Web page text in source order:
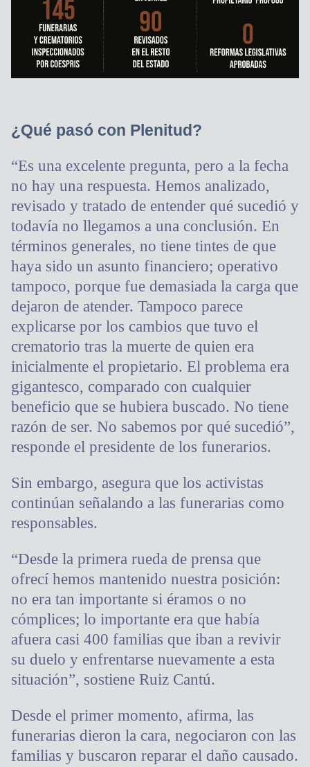
¿Qué pasó con Plenitud?
“Es una excelente pregunta, pero a la fecha
no hay una respuesta. Hemos analizado,
revisado y tratado de entender qué sucedió y
todavía no llegamos a una conclusión. En
términos generales, no tiene tintes de que
haya sido un asunto financiero; operativo
tampoco, porque fue demasiada la carga que
dejaron de atender. Tampoco parece
explicarse por los cambios que tuvo el
crematorio tras la muerte de quien era
inicialmente el propietario. El problema era
gigantesco, comparado con cualquier
beneficio que se hubiera buscado. No tiene
razón de ser. No sabemos por qué sucedió”,
responde el presidente de los funerarios.
Sin embargo, asegura que los activistas
continúan señalando a las funerarias como
responsables.
“Desde la primera rueda de prensa que
ofrecí hemos mantenido nuestra posición:
no era tan importante si éramos o no
cómplices; lo importante era que había
afuera casi 400 familias que iban a revivir
su duelo y enfrentarse nuevamente a esta
situación”, sostiene Ruiz Cantú.
Desde el primer momento, afirma, las
funerarias dieron la cara, negociaron con las
familias y buscaron reparar el daño causado.